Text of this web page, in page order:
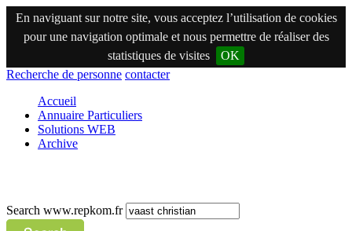
En naviguant sur notre site, vous acceptez l’utilisation de cookies
pour une navigation optimale et nous permettre de réaliser des
statistiques de visites
OK
Recherche de personne contacter
Accueil
Annuaire Particuliers
Solutions WEB
Archive
Search www.repkom.fr